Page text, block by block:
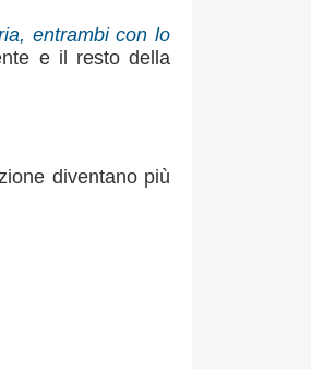
entrambi con lo
e il resto della
diventano più